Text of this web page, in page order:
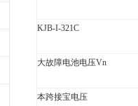
KJB-I-321C
大故障电池电压Vn
本跨接宝电压